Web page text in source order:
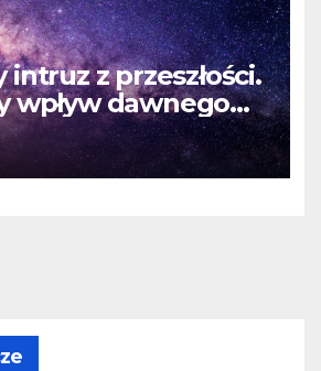
intruz z przeszłości.
wpływ dawnego
na komety Układu